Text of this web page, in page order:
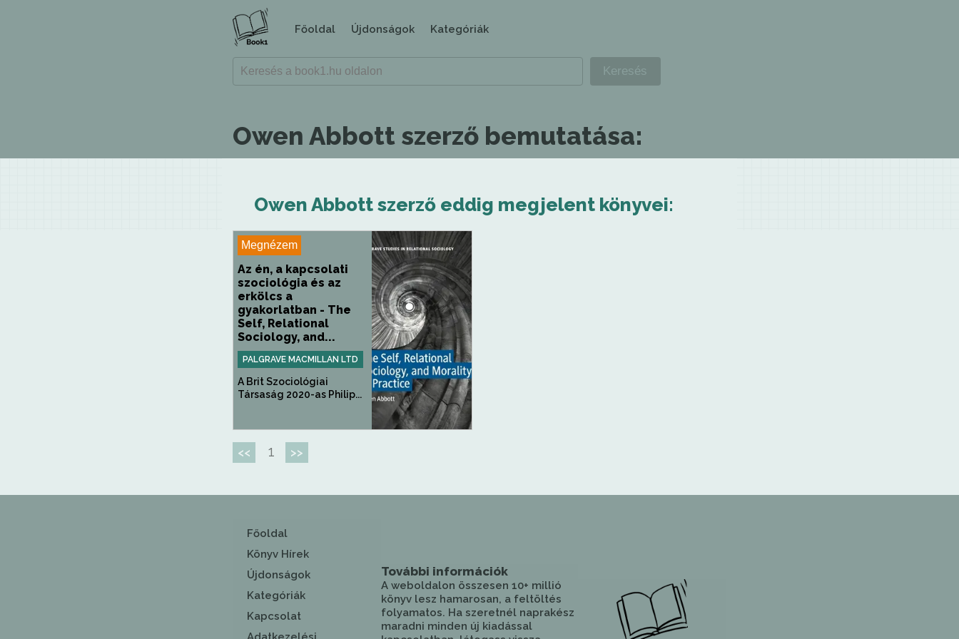
Főoldal Újdonságok Kategóriák
Owen Abbott szerző bemutatása:
Owen Abbott szerző eddig megjelent könyvei:
Megnézem
Az én, a kapcsolati
szociológia és az
erkölcs a
gyakorlatban - The
Self, Relational
Sociology, and...
PALGRAVE MACMILLAN LTD
A Brit Szociológiai
Társaság 2020-as Philip...
<< 1 >>
Főoldal
Könyv Hírek
Újdonságok
Kategóriák
Kapcsolat
További információk
A weboldalon összesen 10+ millió
könyv lesz hamarosan, a feltöltés
folyamatos. Ha szeretnél naprakész
maradni minden új kiadással